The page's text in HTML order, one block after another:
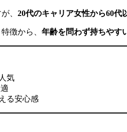
、 20代のキャリア女性から60代
徴から、 年齢を問わず持ちやす
気
る安心感